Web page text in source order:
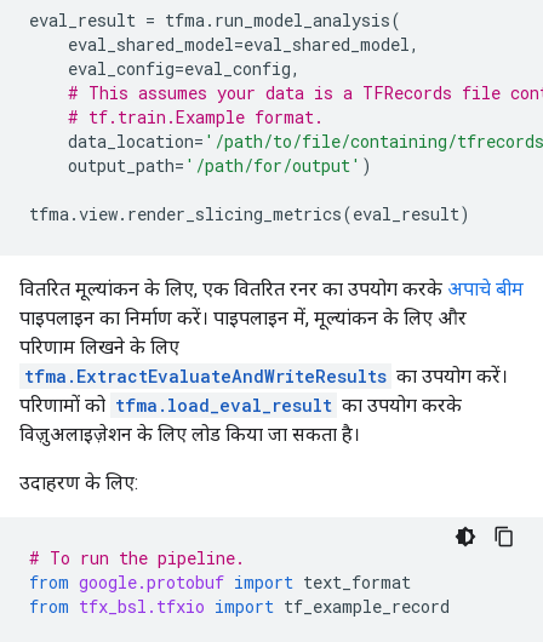
eval_result = tfma. run_model_analysis(
eval_shared_model=eval_shared_model,
eval_config=eval_config,
# This assumes your data is a TFRecords file
# tf.train.Example format.
data_location= '/path/to/file/containing/
output_path= '/path/for/output' )
tfma.view. render_slicing_metrics(eval_result)
वितरित मूल्यांकन के लिए, एक वितरित रनर का उपयोग करके अपाचे बीम
पाइपलाइन का निर्माण करें। पाइपलाइन में, मूल्यांकन के लिए और
परिणाम लिखने के लिए
tfma.ExtractEvaluateAndWriteResults का उपयोग करें।
परिणामों को tfma.load_eval_result का उपयोग करके
विज़ुअलाइज़ेशन के लिए लोड किया जा सकता है।
उदाहरण के लिए:
# To run the pipeline.
from google.protobuf import text_format
from tfx_bsl.tfxio import tf_example_record